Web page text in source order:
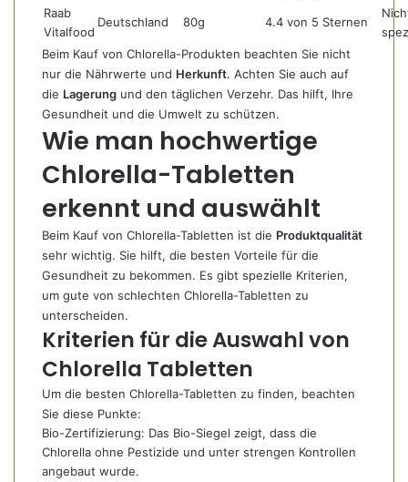
Raab
Vitalfood
Deutschland 80g 4.4 von 5 Sternen
Beim Kauf von Chlorella-Produkten beachten Sie nicht
nur die Nährwerte und Herkunft. Achten Sie auch auf
die Lagerung und den täglichen Verzehr. Das hilft, Ihre
Gesundheit und die Umwelt zu schützen.
Wie man hochwertige
Chlorella-Tabletten
erkennt und auswählt
Beim Kauf von Chlorella-Tabletten ist die Produktqualität
sehr wichtig. Sie hilft, die besten Vorteile für die
Gesundheit zu bekommen. Es gibt spezielle Kriterien,
um gute von schlechten Chlorella-Tabletten zu
unterscheiden.
Kriterien für die Auswahl von
Chlorella Tabletten
Um die besten Chlorella-Tabletten zu finden, beachten
Sie diese Punkte:
Bio-Zertifizierung: Das Bio-Siegel zeigt, dass die
Chlorella ohne Pestizide und unter strengen Kontrollen
angebaut wurde.